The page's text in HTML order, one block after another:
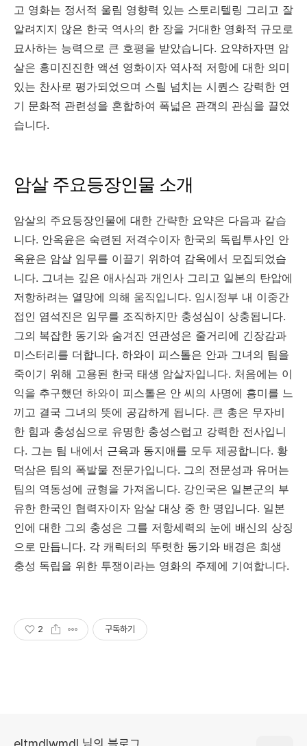
고 영화는 정서적 울림 영향력 있는 스토리텔링 그리고 잘
알려지지 않은 한국 역사의 한 장을 거대한 영화적 규모로
묘사하는 능력으로 큰 호평을 받았습니다. 요약하자면 암
살은 흥미진진한 액션 영화이자 역사적 저항에 대한 의미
있는 찬사로 평가되었으며 스릴 넘치는 시퀀스 강력한 연
기 문화적 관련성을 혼합하여 폭넓은 관객의 관심을 끌었
습니다.
암살 주요등장인물 소개
암살의 주요등장인물에 대한 간략한 요약은 다음과 같습
니다. 안옥윤은 숙련된 저격수이자 한국의 독립투사인 안
옥윤은 암살 임무를 이끌기 위하여 감옥에서 모집되었습
니다. 그녀는 깊은 애사심과 개인사 그리고 일본의 탄압에
저항하려는 열망에 의해 움직입니다. 임시정부 내 이중간
접인 염석진은 임무를 조직하지만 충성심이 상충됩니다.
그의 복잡한 동기와 숨겨진 연관성은 줄거리에 긴장감과
미스터리를 더합니다. 하와이 피스톨은 안과 그녀의 팀을
죽이기 위해 고용된 한국 태생 암살자입니다. 처음에는 이
익을 추구했던 하와이 피스톨은 안 씨의 사명에 흥미를 느
끼고 결국 그녀의 뜻에 공감하게 됩니다. 큰 총은 무자비
한 힘과 충성심으로 유명한 충성스럽고 강력한 전사입니
다. 그는 팀 내에서 근육과 동지애를 모두 제공합니다. 황
덕삼은 팀의 폭발물 전문가입니다. 그의 전문성과 유머는
팀의 역동성에 균형을 가져옵니다. 강인국은 일본군의 부
유한 한국인 협력자이자 암살 대상 중 한 명입니다. 일본
인에 대한 그의 충성은 그를 저항세력의 눈에 배신의 상징
으로 만듭니다. 각 캐릭터의 뚜렷한 동기와 배경은 희생
충성 독립을 위한 투쟁이라는 영화의 주제에 기여합니다.
2 구독하기